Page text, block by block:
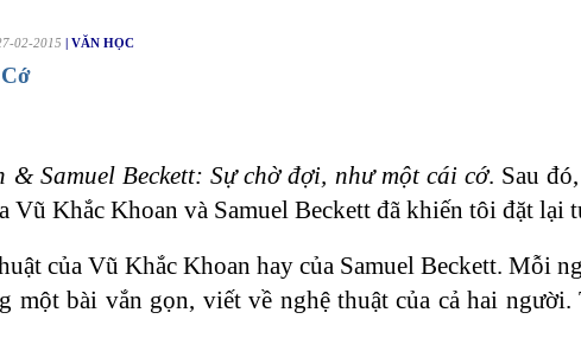
02-2015 | VĂN HỌC
& Samuel Beckett: Sự chờ đợi, như một cái cớ. Sau
Khắc Khoan và Samuel Beckett đã khiến tôi đặt lại
của Vũ Khắc Khoan hay của Samuel Beckett. Mỗi
bài vắn gọn, viết về nghệ thuật của cả hai